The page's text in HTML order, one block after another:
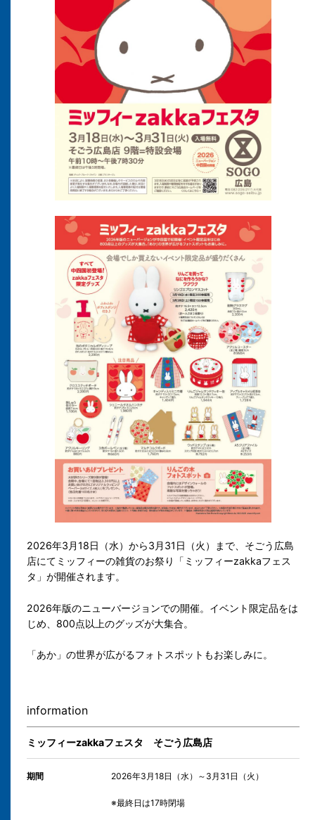
2026年3月18日（水）から3月31日（火）まで、そごう広島
店にてミッフィーの雑貨のお祭り「ミッフィーzakkaフェス
タ」が開催されます。
2026年版のニューバージョンでの開催。イベント限定品をは
じめ、800点以上のグッズが大集合。
「あか」の世界が広がるフォトスポットもお楽しみに。
information
ミッフィーzakkaフェスタ そごう広島店
期間 2026年3月18日（水）～3月31日（火）
※最終日は17時閉場